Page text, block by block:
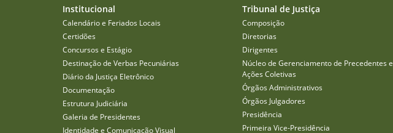
Institucional
Calendário e Feriados Locais
Certidões
Concursos e Estágio
Destinação de Verbas Pecuniárias
Diário da Justiça Eletrônico
Documentação
Estrutura Judiciária
Galeria de Presidentes
Identidade e Comunicação Visual
Tribunal de Justiça
Composição
Diretorias
Dirigentes
Núcleo de Gerenciamento de Precedentes e
Ações Coletivas
Órgãos Administrativos
Órgãos Julgadores
Presidência
Primeira Vice-Presidência